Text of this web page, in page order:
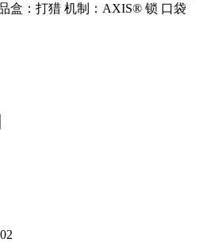
盒：打猎 机制：AXIS® 锁 口袋